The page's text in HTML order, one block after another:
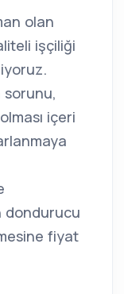
olan
işçiliği
içeri
dondurucu
fiyat